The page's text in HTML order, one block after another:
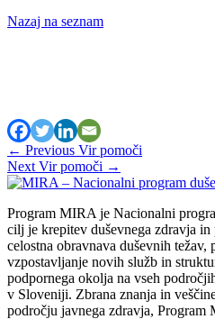
Nazaj na seznam
← Previous Vir pomoči
Next Vir pomoči →
Program MIRA je Nacionalni
cilj je krepitev duševnega zdravja in
celostna obravnava duševnih težav,
vzpostavljanje novih služb in
podpornega okolja na vseh
v Sloveniji. Zbrana znanja in
področju javnega zdravja, Program